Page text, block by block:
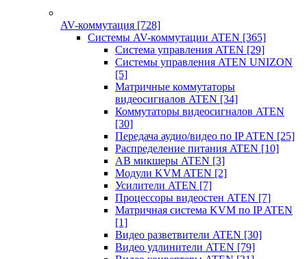
AV-коммутация [728]
Системы AV-коммутации ATEN [365]
Система управления ATEN [29]
Системы управления ATEN UNIZON
[5]
Матричные коммутаторы
видеосигналов ATEN [34]
Коммутаторы видеосигналов ATEN
[30]
Передача аудио/видео по IP ATEN [25]
Распределение питания ATEN [10]
АВ микшеры ATEN [3]
Модули KVM ATEN [2]
Усилители ATEN [7]
Процессоры видеостен ATEN [7]
Матричная система KVM по IP ATEN
[1]
Видео разветвители ATEN [30]
Видео удлинители ATEN [79]